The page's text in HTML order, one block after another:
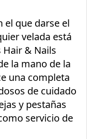
el que darse el
velada está
Hair & Nails
la mano de la
una completa
de cuidado
y pestañas
servicio de